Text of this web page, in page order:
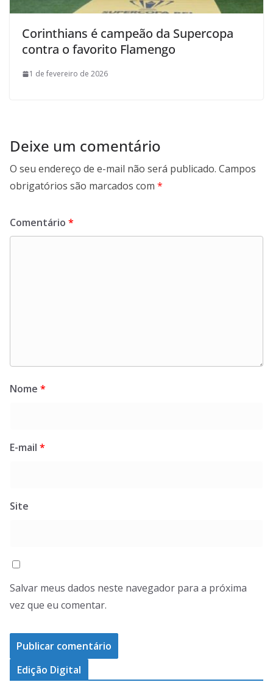
Corinthians é campeão da Supercopa
contra o favorito Flamengo
1 de fevereiro de 2026
Deixe um comentário
O seu endereço de e-mail não será publicado. Campos
obrigatórios são marcados com *
Comentário *
Nome *
E-mail *
Site
Salvar meus dados neste navegador para a próxima
vez que eu comentar.
Edição Digital